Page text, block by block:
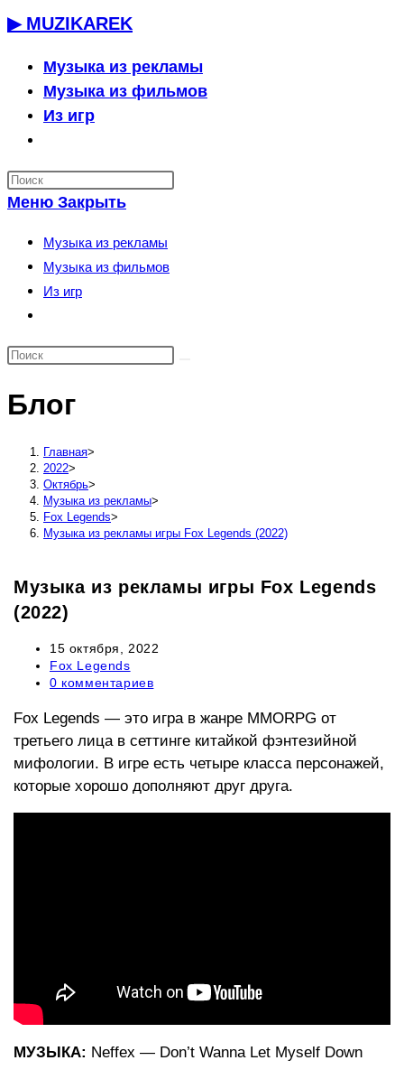
Перейти
содержимому
▶ MUZIKAREK
Музыка из рекламы
Музыка из фильмов
Из игр
по
веб-
сайту
Меню Закрыть
Музыка из рекламы
Музыка из фильмов
Из игр
по
сайту
Блог
Главная>
2022>
Октябрь>
Музыка из рекламы>
Fox Legends>
Музыка из рекламы игры Fox Legends (2022)
Музыка из рекламы игры Fox Legends
(2022)
Запись
опубликована:
15 октября, 2022
Рубрика
записи:
Fox Legends
Комментарии
записи:
0 комментариев
Fox Legends — это игра в жанре MMORPG от
третьего лица в сеттинге китайкой фэнтезийной
мифологии. В игре есть четыре класса персонажей,
которые хорошо дополняют друг друга.
МУЗЫКА: Neffex — Don’t Wanna Let Myself Down